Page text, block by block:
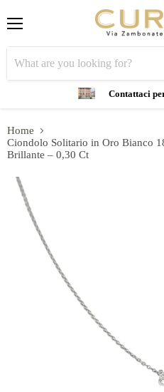
Contattaci
Home
Ciondolo Solitario in Oro Bianco
Brillante – 0,30 Ct